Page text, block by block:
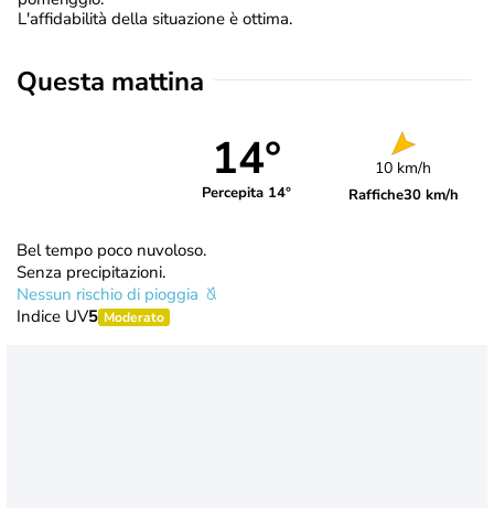
L'affidabilità della situazione è ottima.
Questa mattina
14°
Percepita 14°
10 km/h
Raffiche30 km/h
Bel tempo poco nuvoloso.
Senza precipitazioni.
Nessun rischio di pioggia
Indice UV5 Moderato